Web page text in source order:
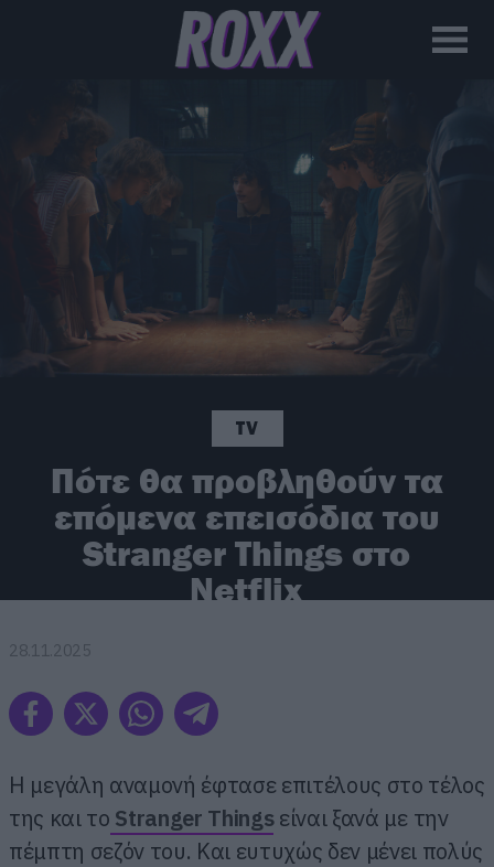
TV
Πότε θα προβληθούν τα
επόμενα επεισόδια του
Stranger Things στο
Netflix
28.11.2025
Η μεγάλη αναμονή έφτασε επιτέλους στο τέλος
της και το Stranger Thingsείναι ξανά με την
πέμπτη σεζόν του. Και ευτυχώς δεν μένει πολύς